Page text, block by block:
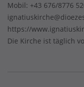
Mobil: +43 676/8776
https://
Die Kirche ist täglich